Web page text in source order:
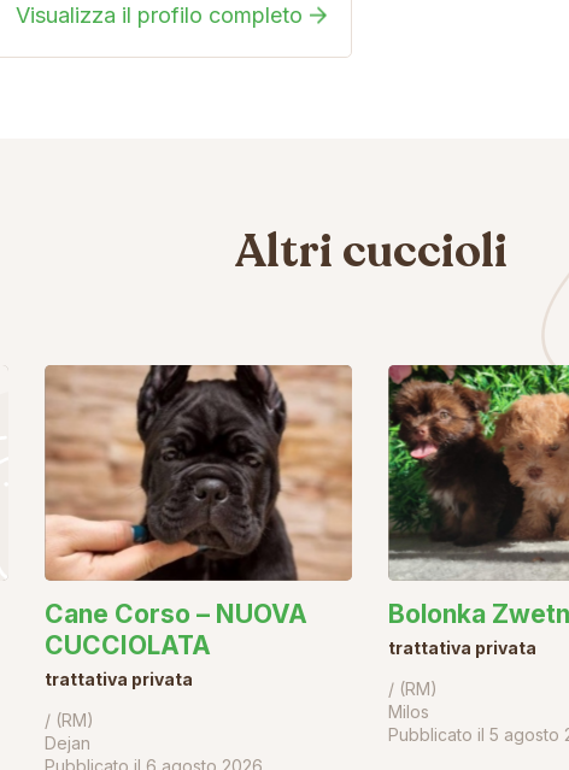
Visualizza il profilo completo
Altri cuccioli
Cane Corso – NUOVA
CUCCIOLATA
trattativa privata
/ (RM)
Dejan
Pubblicato il 6 agosto 2026
Bolonka
trattativa privata
/ (RM)
Milos
Pubblicato il 5 agosto